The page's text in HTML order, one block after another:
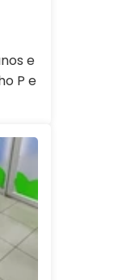
e
P e